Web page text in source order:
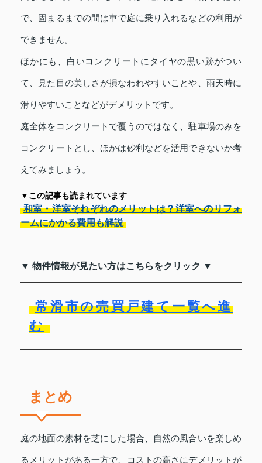
で、固まるまでの間は車で庭に乗り入れるなどの利用が
できません。
ほかにも、白いコンクリートにタイヤの黒い跡がつい
て、見た目の美しさが損なわれやすいことや、雨天時に
滑りやすいことなどがデメリットです。
庭全体をコンクリートで覆うのではなく、駐車場のみを
コンクリートとし、ほかは砂利などを活用できないか考
えてみましょう。
▼この記事も読まれています
和室・洋室それぞれのメリットは？洋室へのリフォ
ームにかかる費用も解説
▼ 物件情報が見たい方はこちらをクリック ▼
常滑市の売買戸建て一覧へ進
む
まとめ
庭の地面の素材を芝にした場合、自然の風合いを楽しめ
るメリットがある一方で、コストの高さにデメリットが